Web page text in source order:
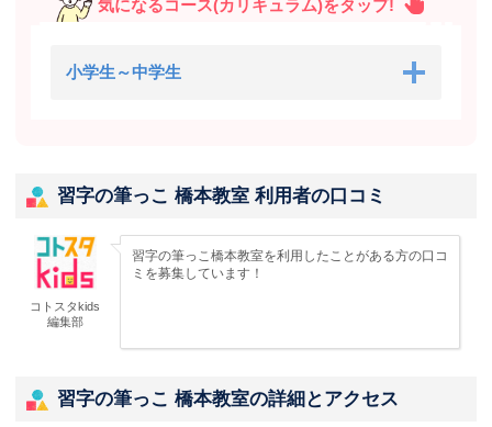
気になるコース(カリキュラム)をタップ!
小学生～中学生
習字の筆っこ 橋本教室 利用者の口コミ
コトスタkids
編集部
習字の筆っこ橋本教室を利用したことがある方の口コ
ミを募集しています！
習字の筆っこ 橋本教室の詳細とアクセス